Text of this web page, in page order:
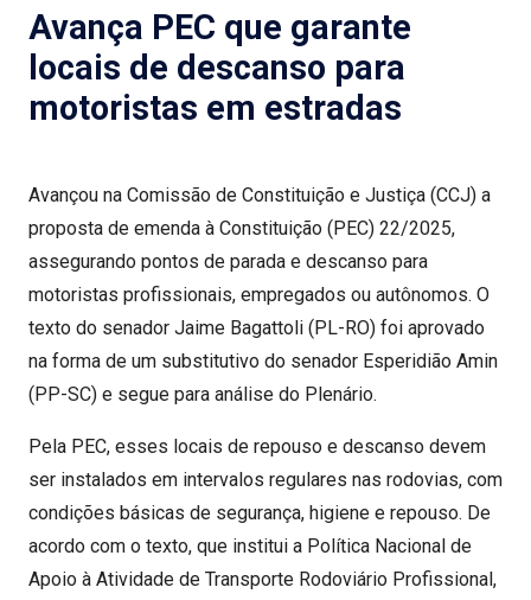
Avança PEC que garante
locais de descanso para
motoristas em estradas
Avançou na Comissão de Constituição e Justiça (CCJ) a
proposta de emenda à Constituição (PEC) 22/2025,
assegurando pontos de parada e descanso para
motoristas profissionais, empregados ou autônomos. O
texto do senador Jaime Bagattoli (PL-RO) foi aprovado
na forma de um substitutivo do senador Esperidião Amin
(PP-SC) e segue para análise do Plenário.
Pela PEC, esses locais de repouso e descanso devem
ser instalados em intervalos regulares nas rodovias, com
condições básicas de segurança, higiene e repouso. De
acordo com o texto, que institui a Política Nacional de
Apoio à Atividade de Transporte Rodoviário Profissional,